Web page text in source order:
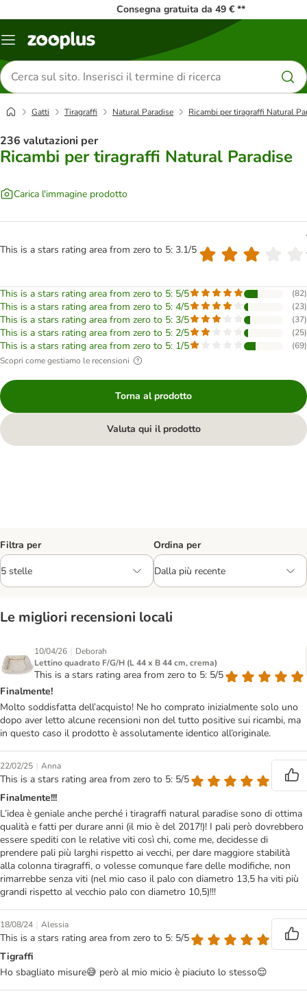
Consegna gratuita da 49 € **
Overview
Cerca
prodotti
Gatti Tiragraffi Natural Paradise Ricambi per tiragraffi Natural
236 valutazioni per
Ricambi per tiragraffi Natural Paradise
Carica l'immagine prodotto
This is a stars rating area from zero to 5: 3.1/5
This is a stars rating area from zero to 5: 5/5 (82)
This is a stars rating area from zero to 5: 4/5 (23)
This is a stars rating area from zero to 5: 3/5 (37)
This is a stars rating area from zero to 5: 2/5 (25)
This is a stars rating area from zero to 5: 1/5 (69)
Scopri come gestiamo le recensioni
Torna al prodotto
Valuta qui il prodotto
Filtra per Ordina per
Le migliori recensioni locali
10/04/26 | Deborah
Lettino quadrato F/G/H (L 44 x B 44 cm, crema)
This is a stars rating area from zero to 5: 5/5
Finalmente!
Molto soddisfatta dell’acquisto! Ne ho comprato inizialmente solo uno
dopo aver letto alcune recensioni non del tutto positive sui ricambi, ma
in questo caso il prodotto è assolutamente identico all’originale.
22/02/25 | Anna
This is a stars rating area from zero to 5: 5/5
Finalmente!!!
L’idea è geniale anche perché i tiragraffi natural paradise sono di ottima
qualità e fatti per durare anni (il mio è del 2017!)! I pali però dovrebbero
essere spediti con le relative viti così chi, come me, decidesse di
prendere pali più larghi rispetto ai vecchi, per dare maggiore stabilità
alla colonna tiragraffi, o volesse comunque fare delle modifiche, non
rimarrebbe senza viti (nel mio caso il palo con diametro 13,5 ha viti più
grandi rispetto al vecchio palo con diametro 10,5)!!!
18/08/24 | Alessia
This is a stars rating area from zero to 5: 5/5
Tigraffi
Ho sbagliato misure😅 però al mio micio è piaciuto lo stesso😌